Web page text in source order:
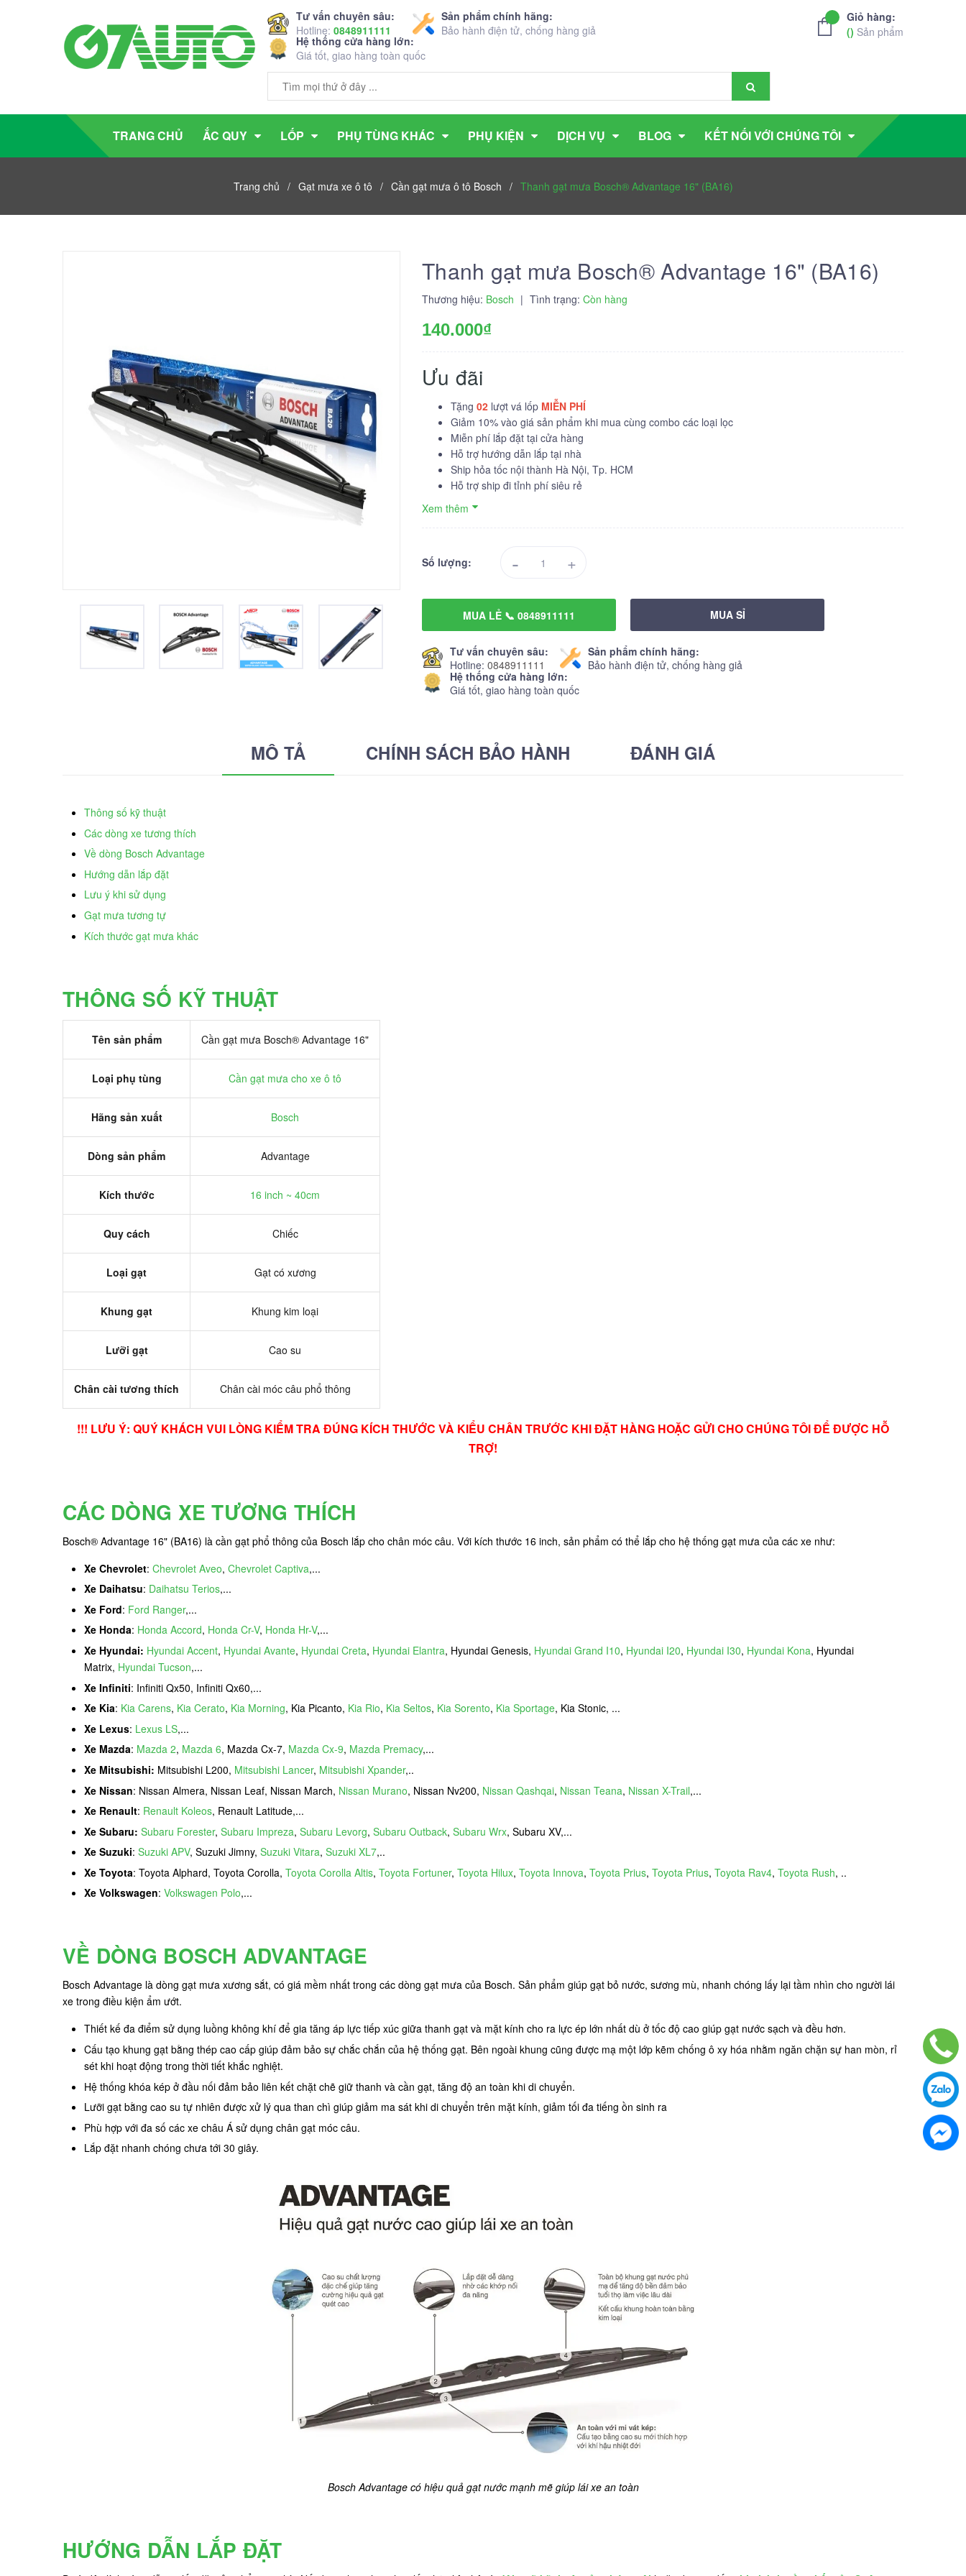
Tư vấn chuyên sâu:
Hotline: 0848911111
Sản phẩm chính hãng:
Bảo hành điện tử, chống hàng giả
Hệ thống cửa hàng lớn:
Giá tốt, giao hàng toàn quốc
Giỏ hàng:
() Sản phẩm
TRANG CHỦ ẮC QUY LỐP PHỤ TÙNG KHÁC PHỤ KIỆN DỊCH VỤ BLOG KẾT NỐI VỚI CHÚNG TÔI
Trang chủ / Gạt mưa xe ô tô / Cần gạt mưa ô tô Bosch / Thanh gạt mưa Bosch® Advantage 16" (BA16)
Thanh gạt mưa Bosch® Advantage 16" (BA16)
Thương hiệu: Bosch | Tình trạng: Còn hàng
140.000₫
Ưu đãi
Tặng 02 lượt vá lốp MIỄN PHÍ
Giảm 10% vào giá sản phẩm khi mua cùng combo các loại lọc
Miễn phí lắp đặt tại cửa hàng
Hỗ trợ hướng dẫn lắp tại nhà
Ship hỏa tốc nội thành Hà Nội, Tp. HCM
Hỗ trợ ship đi tỉnh phí siêu rẻ
Xem thêm
Số lượng: - +
MUA LẺ 📞 0848911111 MUA SỈ
Tư vấn chuyên sâu:
Hotline: 0848911111
Sản phẩm chính hãng:
Bảo hành điện tử, chống hàng giả
Hệ thống cửa hàng lớn:
Giá tốt, giao hàng toàn quốc
MÔ TẢ CHÍNH SÁCH BẢO HÀNH ĐÁNH GIÁ
Thông số kỹ thuật
Các dòng xe tương thích
Về dòng Bosch Advantage
Hướng dẫn lắp đặt
Lưu ý khi sử dụng
Gạt mưa tương tự
Kích thước gạt mưa khác
THÔNG SỐ KỸ THUẬT
Tên sản phẩm Cần gạt mưa Bosch® Advantage 16"
Loại phụ tùng Cần gạt mưa cho xe ô tô
Hãng sản xuất Bosch
Dòng sản phẩm Advantage
Kích thước 16 inch ~ 40cm
Quy cách Chiếc
Loại gạt Gạt có xương
Khung gạt Khung kim loại
Lưỡi gạt Cao su
Chân cài tương thích Chân cài móc câu phổ thông
!!! LƯU Ý: QUÝ KHÁCH VUI LÒNG KIỂM TRA ĐÚNG KÍCH THƯỚC VÀ KIỂU CHÂN TRƯỚC KHI ĐẶT HÀNG HOẶC GỬI CHO CHÚNG TÔI ĐỂ ĐƯỢC HỖ
TRỢ!
CÁC DÒNG XE TƯƠNG THÍCH
Bosch® Advantage 16" (BA16) là cần gạt phổ thông của Bosch lắp cho chân móc câu. Với kích thước 16 inch, sản phẩm có thể lắp cho hệ thống gạt mưa của các xe như:
Xe Chevrolet: Chevrolet Aveo, Chevrolet Captiva,...
Xe Daihatsu: Daihatsu Terios,...
Xe Ford: Ford Ranger,...
Xe Honda: Honda Accord, Honda Cr-V, Honda Hr-V,...
Xe Hyundai: Hyundai Accent, Hyundai Avante, Hyundai Creta, Hyundai Elantra, Hyundai Genesis, Hyundai Grand I10, Hyundai I20, Hyundai I30, Hyundai Kona, Hyundai
Matrix, Hyundai Tucson,...
Xe Infiniti: Infiniti Qx50, Infiniti Qx60,...
Xe Kia: Kia Carens, Kia Cerato, Kia Morning, Kia Picanto, Kia Rio, Kia Seltos, Kia Sorento, Kia Sportage, Kia Stonic, ...
Xe Lexus: Lexus LS,...
Xe Mazda: Mazda 2, Mazda 6, Mazda Cx-7, Mazda Cx-9, Mazda Premacy,...
Xe Mitsubishi: Mitsubishi L200, Mitsubishi Lancer, Mitsubishi Xpander,..
Xe Nissan: Nissan Almera, Nissan Leaf, Nissan March, Nissan Murano, Nissan Nv200, Nissan Qashqai, Nissan Teana, Nissan X-Trail,...
Xe Renault: Renault Koleos, Renault Latitude,...
Xe Subaru: Subaru Forester, Subaru Impreza, Subaru Levorg, Subaru Outback, Subaru Wrx, Subaru XV,...
Xe Suzuki: Suzuki APV, Suzuki Jimny, Suzuki Vitara, Suzuki XL7,..
Xe Toyota: Toyota Alphard, Toyota Corolla, Toyota Corolla Altis, Toyota Fortuner, Toyota Hilux, Toyota Innova, Toyota Prius, Toyota Prius, Toyota Rav4, Toyota Rush, ..
Xe Volkswagen: Volkswagen Polo,...
VỀ DÒNG BOSCH ADVANTAGE
Bosch Advantage là dòng gạt mưa xương sắt, có giá mềm nhất trong các dòng gạt mưa của Bosch. Sản phẩm giúp gạt bỏ nước, sương mù, nhanh chóng lấy lại tầm nhìn cho người lái
xe trong điều kiện ẩm ướt.
Thiết kế đa điểm sử dụng luồng không khí để gia tăng áp lực tiếp xúc giữa thanh gạt và mặt kính cho ra lực ép lớn nhất dù ở tốc độ cao giúp gạt nước sạch và đều hơn.
Cấu tạo khung gạt bằng thép cao cấp giúp đảm bảo sự chắc chắn của hệ thống gạt. Bên ngoài khung cũng được mạ một lớp kẽm chống ô xy hóa nhằm ngăn chặn sự han mòn, rỉ
sét khi hoạt động trong thời tiết khắc nghiệt.
Hệ thống khóa kép ở đầu nối đảm bảo liên kết chặt chẽ giữ thanh và cần gạt, tăng độ an toàn khi di chuyển.
Lưỡi gạt bằng cao su tự nhiên được xử lý qua than chì giúp giảm ma sát khi di chuyển trên mặt kính, giảm tối đa tiếng ồn sinh ra
Phù hợp với đa số các xe châu Á sử dụng chân gạt móc câu.
Lắp đặt nhanh chóng chưa tới 30 giây.
Bosch Advantage có hiệu quả gạt nước mạnh mẽ giúp lái xe an toàn
HƯỚNG DẪN LẮP ĐẶT